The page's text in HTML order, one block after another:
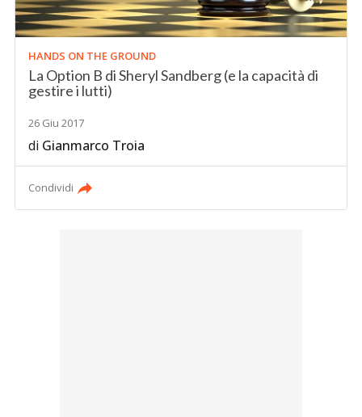
HANDS ON THE GROUND
La Option B di Sheryl Sandberg (e la capacità di
gestire i lutti)
26 Giu 2017
di Gianmarco Troia
Condividi